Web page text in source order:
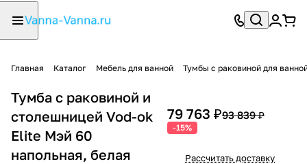
Главная Каталог Мебель для ванной Тумбы с раковиной для
Тумба с раковиной и
столешницей Vod-ok
Elite Мэй 60
напольная, белая
79 763 ₽93 839 ₽
-15%
Рассчитать доставку